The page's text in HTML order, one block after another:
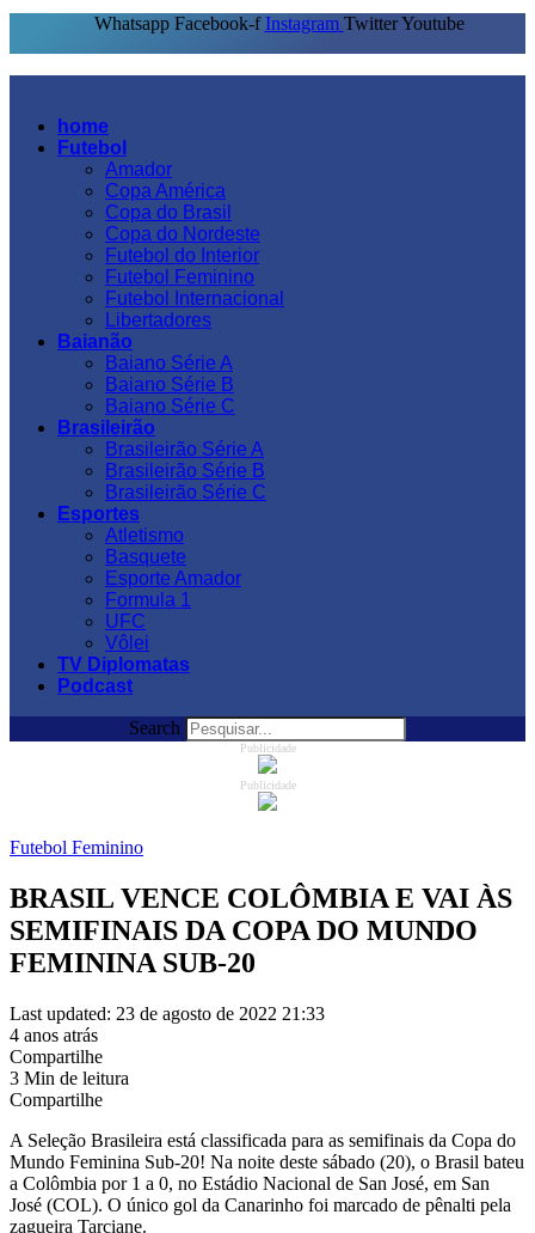
Whatsapp Facebook-f Instagram Twitter Youtube
home
Futebol
Amador
Copa América
Copa do Brasil
Copa do Nordeste
Futebol do Interior
Futebol Feminino
Futebol Internacional
Libertadores
Baianão
Baiano Série A
Baiano Série B
Baiano Série C
Brasileirão
Brasileirão Série A
Brasileirão Série B
Brasileirão Série C
Esportes
Atletismo
Basquete
Esporte Amador
Formula 1
UFC
Vôlei
TV Diplomatas
Podcast
Search
Publicidade
Publicidade
Futebol Feminino
BRASIL VENCE COLÔMBIA E VAI ÀS
SEMIFINAIS DA COPA DO MUNDO
FEMININA SUB-20
Last updated: 23 de agosto de 2022 21:33
4 anos atrás
Compartilhe
3 Min de leitura
Compartilhe
A Seleção Brasileira está classificada para as semifinais da Copa do
Mundo Feminina Sub-20! Na noite deste sábado (20), o Brasil bateu
a Colômbia por 1 a 0, no Estádio Nacional de San José, em San
José (COL). O único gol da Canarinho foi marcado de pênalti pela
zagueira Tarciane.